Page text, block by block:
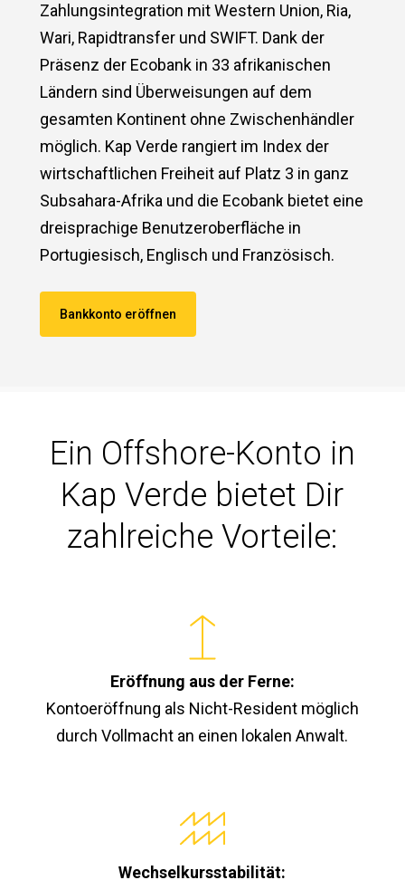
Zahlungsintegration mit Western Union, Ria,
Wari, Rapidtransfer und SWIFT. Dank der
Präsenz der Ecobank in 33 afrikanischen
Ländern sind Überweisungen auf dem
gesamten Kontinent ohne Zwischenhändler
möglich. Kap Verde rangiert im Index der
wirtschaftlichen Freiheit auf Platz 3 in ganz
Subsahara-Afrika und die Ecobank bietet eine
dreisprachige Benutzeroberfläche in
Portugiesisch, Englisch und Französisch.
Bankkonto eröffnen
Ein Offshore-Konto in
Kap Verde bietet Dir
zahlreiche Vorteile:
Eröffnung aus der Ferne:
Kontoeröffnung als Nicht-Resident möglich
durch Vollmacht an einen lokalen Anwalt.
Wechselkursstabilität: